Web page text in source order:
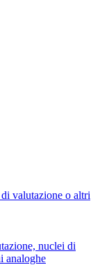
valutazione o altri
nuclei di
analoghe